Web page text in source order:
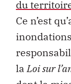
du
Ce n’est
laLoi sur